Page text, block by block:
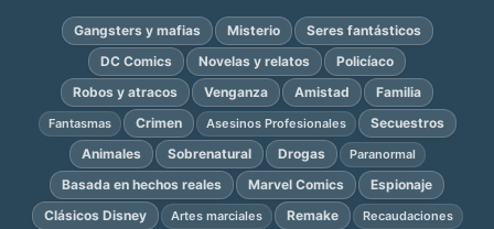
Gangsters y mafias Misterio
Seres fantásticos
DC Comics
Novelas y relatos
Policíaco
Robos y atracos
Venganza Amistad Familia
Fantasmas Crimen Asesinos Profesionales
Secuestros
Animales
Sobrenatural Drogas Paranormal
Basada en hechos reales Marvel Comics
Espionaje
Clásicos Disney
Artes marciales Remake Recaudaciones